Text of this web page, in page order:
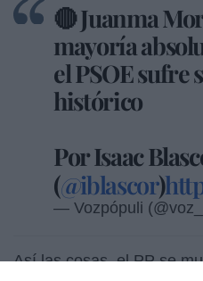
🔴 Juanma
mayoría
el PSOE sufre
histórico
Por Isaac
(@iblascor)
— Vozpópuli
Así las cosas, el PP se